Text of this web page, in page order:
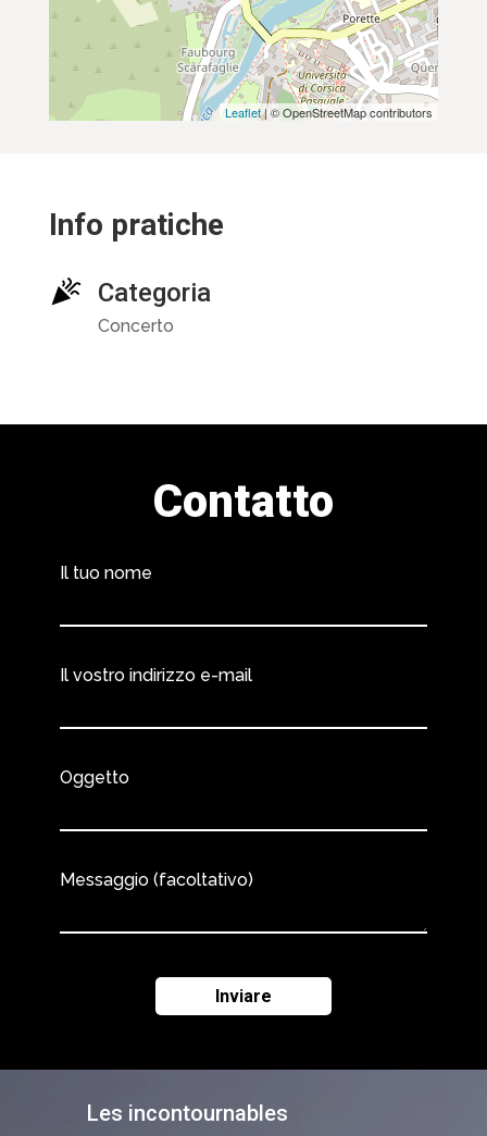
Leaflet| © OpenStreetMap contributors
Info pratiche
Categoria
Concerto
Les incontournables
Contatto
Il tuo nome
Il vostro indirizzo e-mail
Oggetto
Messaggio (facoltativo)